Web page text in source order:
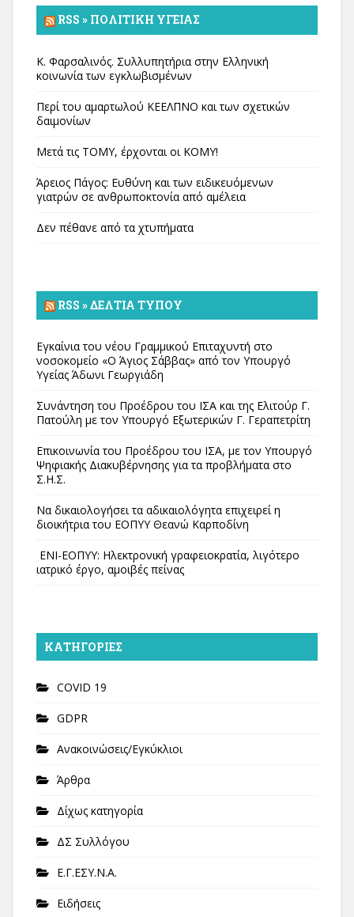
RSS » ΠΟΛΙΤΙΚΉ ΥΓΕΊΑΣ
Κ. Φαρσαλινός. Συλλυπητήρια στην Ελληνική
κοινωνία των εγκλωβισμένων
Περί του αμαρτωλού ΚΕΕΛΠΝΟ και των σχετικών
δαιμονίων
Μετά τις ΤΟΜΥ, έρχονται οι ΚΟΜΥ!
Άρειος Πάγος: Ευθύνη και των ειδικευόμενων
γιατρών σε ανθρωποκτονία από αμέλεια
Δεν πέθανε από τα χτυπήματα
RSS » ΔΕΛΤΊΑ ΤΎΠΟΥ
Εγκαίνια του νέου Γραμμικού Επιταχυντή στο
νοσοκομείο «Ο Άγιος Σάββας» από τον Υπουργό
Υγείας Άδωνι Γεωργιάδη
Συνάντηση του Προέδρου του ΙΣΑ και της Ελιτούρ Γ.
Πατούλη με τον Υπουργό Εξωτερικών Γ. Γεραπετρίτη
Επικοινωνία του Προέδρου του ΙΣΑ, με τον Υπουργό
Ψηφιακής Διακυβέρνησης για τα προβλήματα στο
Σ.Η.Σ.
Να δικαιολογήσει τα αδικαιολόγητα επιχειρεί η
διοικήτρια του ΕΟΠΥΥ Θεανώ Καρποδίνη
ΕΝΙ-ΕΟΠΥΥ: Ηλεκτρονική γραφειοκρατία, λιγότερο
ιατρικό έργο, αμοιβές πείνας
KΑΤΗΓΟΡΊΕΣ
COVID 19
GDPR
Ανακοινώσεις/Εγκύκλιοι
Άρθρα
Δίχως κατηγορία
ΔΣ Συλλόγου
Ε.Γ.ΕΣΥ.Ν.Α.
Ειδήσεις